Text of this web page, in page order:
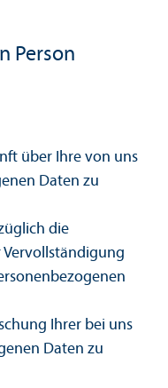
Person
über Ihre von uns
Daten zu
die
Ihrer bei uns
Daten zu